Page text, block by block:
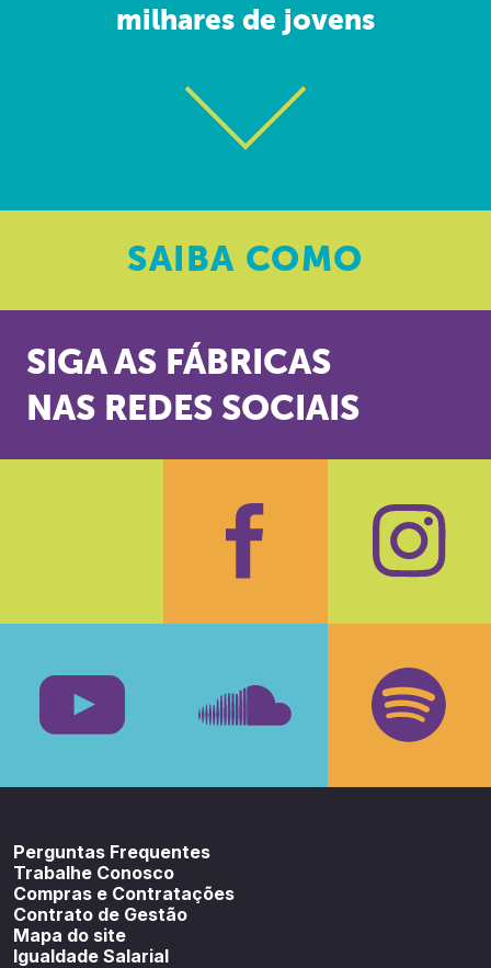
milhares de jovens
SAIBA COMO
SIGA AS FÁBRICAS
NAS REDES SOCIAIS
Facebook
Perguntas Frequentes
Trabalhe Conosco
Compras e Contratações
Contrato de Gestão
Mapa do site
Igualdade Salarial